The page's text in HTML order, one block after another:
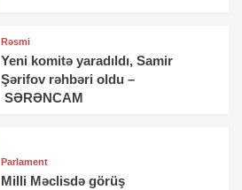
Rəsmi
Yeni komitə yaradıldı, Samir
Şərifov rəhbəri oldu –
SƏRƏNCAM
Parlament
Milli Məclisdə görüş